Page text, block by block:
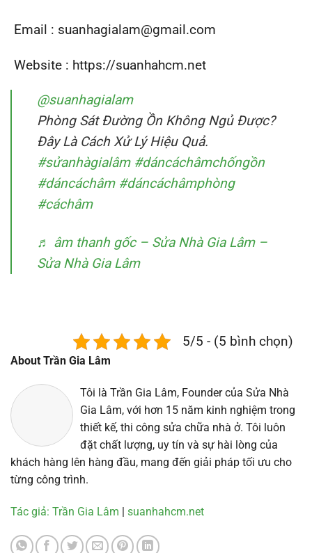
Email : suanhagialam@gmail.com
Website : https://suanhahcm.net
@suanhagialam
Phòng Sát Đường Ồn Không Ngủ Được?
Đây Là Cách Xử Lý Hiệu Quả.
#sửanhàgialâm #dáncáchâmchốngồn
#dáncáchâm #dáncáchâmphòng
#cáchâm
♬ âm thanh gốc – Sửa Nhà Gia Lâm –
Sửa Nhà Gia Lâm
5/5 - (5 bình chọn)
About Trần Gia Lâm
Tôi là Trần Gia Lâm, Founder của Sửa Nhà
Gia Lâm, với hơn 15 năm kinh nghiệm trong
thiết kế, thi công sửa chữa nhà ở. Tôi luôn
đặt chất lượng, uy tín và sự hài lòng của
khách hàng lên hàng đầu, mang đến giải pháp tối ưu cho
từng công trình.
Tác giả: Trần Gia Lâm | suanhahcm.net